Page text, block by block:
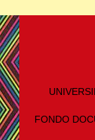
FONDO